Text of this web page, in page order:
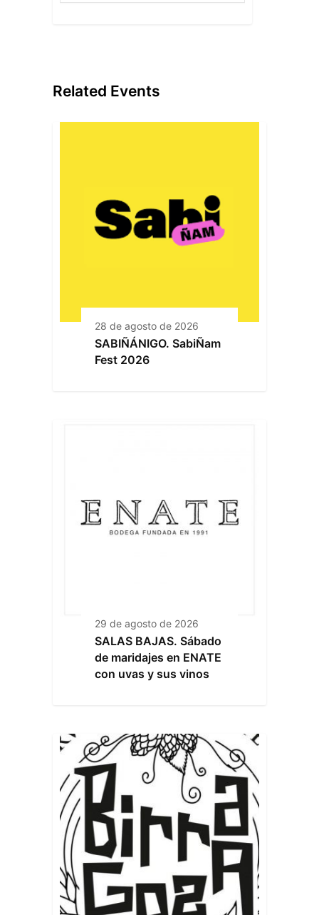
Related Events
28 de agosto de 2026
SABIÑÁNIGO. SabiÑam
Fest 2026
29 de agosto de 2026
SALAS BAJAS. Sábado
de maridajes en ENATE
con uvas y sus vinos